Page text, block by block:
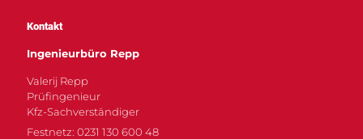
Kontakt
Ingenieurbüro Repp
Valerij Repp
Prüfingenieur
Kfz-Sachverständiger
Festnetz: 0231 130 600 48